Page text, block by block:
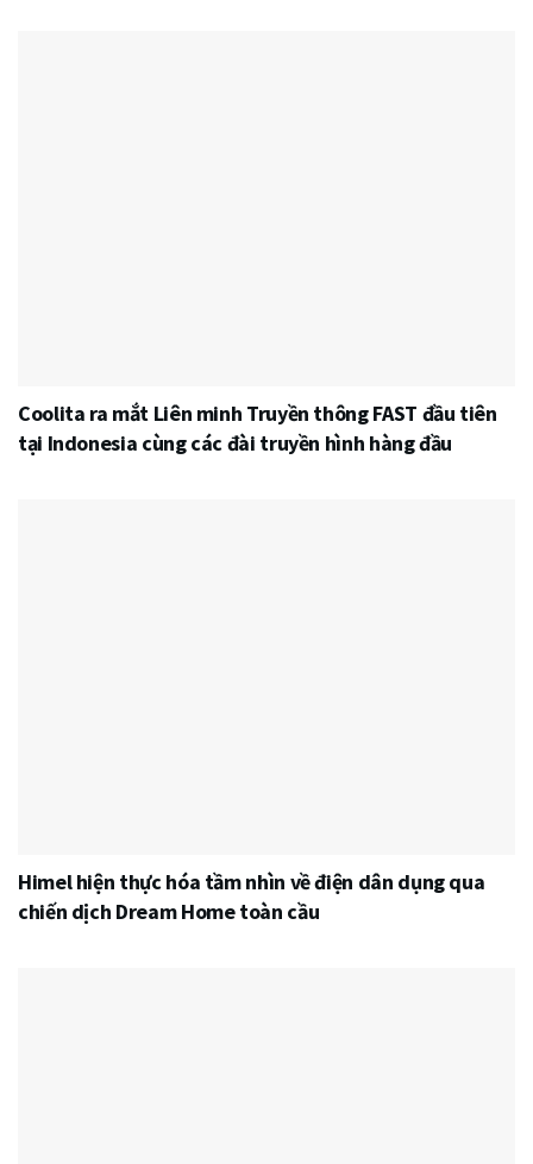
Coolita ra mắt Liên minh Truyền thông FAST đầu tiên
tại Indonesia cùng các đài truyền hình hàng đầu
Himel hiện thực hóa tầm nhìn về điện dân dụng qua
chiến dịch Dream Home toàn cầu